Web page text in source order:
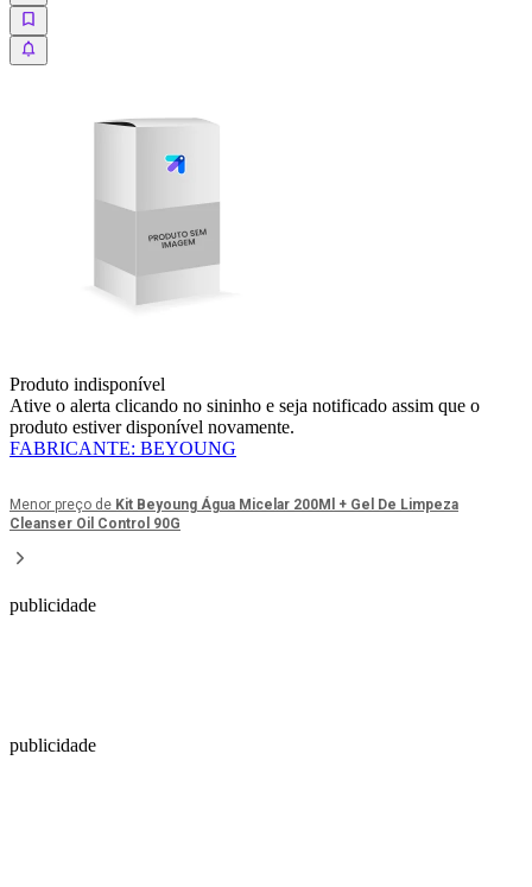
Produto indisponível
Ative o alerta clicando no sininho e seja notificado assim que o
produto estiver disponível novamente.
FABRICANTE: BEYOUNG
Menor preço de Kit Beyoung Água Micelar 200Ml + Gel De Limpeza
Cleanser Oil Control 90G
publicidade
publicidade